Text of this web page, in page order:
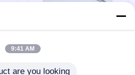
9:41 AM
are you looking